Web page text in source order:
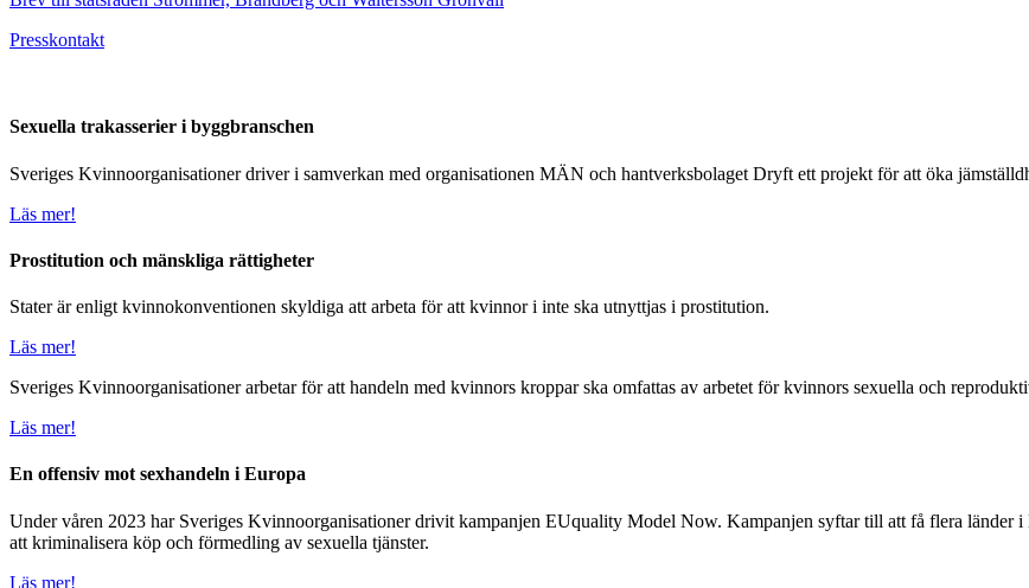
Presskontakt
Sexuella trakasserier i byggbranschen
Sveriges Kvinnoorganisationer driver i samverkan med organisationen MÄN och hantverksbolaget Dryft ett projekt för att öka
Läs mer!
Prostitution och mänskliga rättigheter
Stater är enligt kvinnokonventionen skyldiga att arbeta för att kvinnor i inte ska utnyttjas i prostitution.
Läs mer!
Sveriges Kvinnoorganisationer arbetar för att handeln med kvinnors kroppar ska omfattas av arbetet för kvinnors sexuella och
Läs mer!
En offensiv mot sexhandeln i Europa
Under våren 2023 har Sveriges Kvinnoorganisationer drivit kampanjen EUquality Model Now. Kampanjen syftar till att få flera länder
att kriminalisera köp och förmedling av sexuella tjänster.
Läs mer!